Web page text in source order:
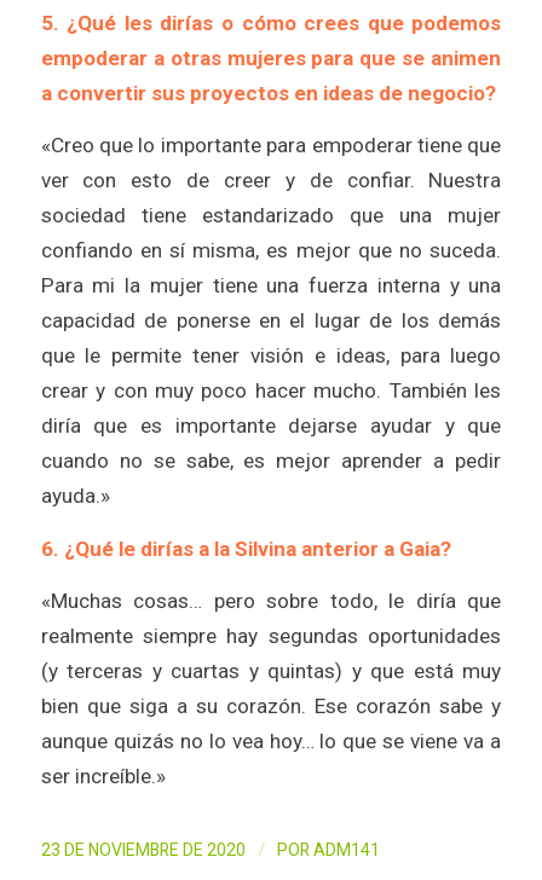
5. ¿Qué les dirías o cómo crees que podemos
empoderar a otras mujeres para que se animen
a convertir sus proyectos en ideas de negocio?
«Creo que lo importante para empoderar tiene que
ver con esto de creer y de confiar. Nuestra
sociedad tiene estandarizado que una mujer
confiando en sí misma, es mejor que no suceda.
Para mi la mujer tiene una fuerza interna y una
capacidad de ponerse en el lugar de los demás
que le permite tener visión e ideas, para luego
crear y con muy poco hacer mucho. También les
diría que es importante dejarse ayudar y que
cuando no se sabe, es mejor aprender a pedir
ayuda.»
6. ¿Qué le dirías a la Silvina anterior a Gaia?
«Muchas cosas… pero sobre todo, le diría que
realmente siempre hay segundas oportunidades
(y terceras y cuartas y quintas) y que está muy
bien que siga a su corazón. Ese corazón sabe y
aunque quizás no lo vea hoy… lo que se viene va a
ser increíble.»
23 DE NOVIEMBRE DE 2020 / POR ADM141